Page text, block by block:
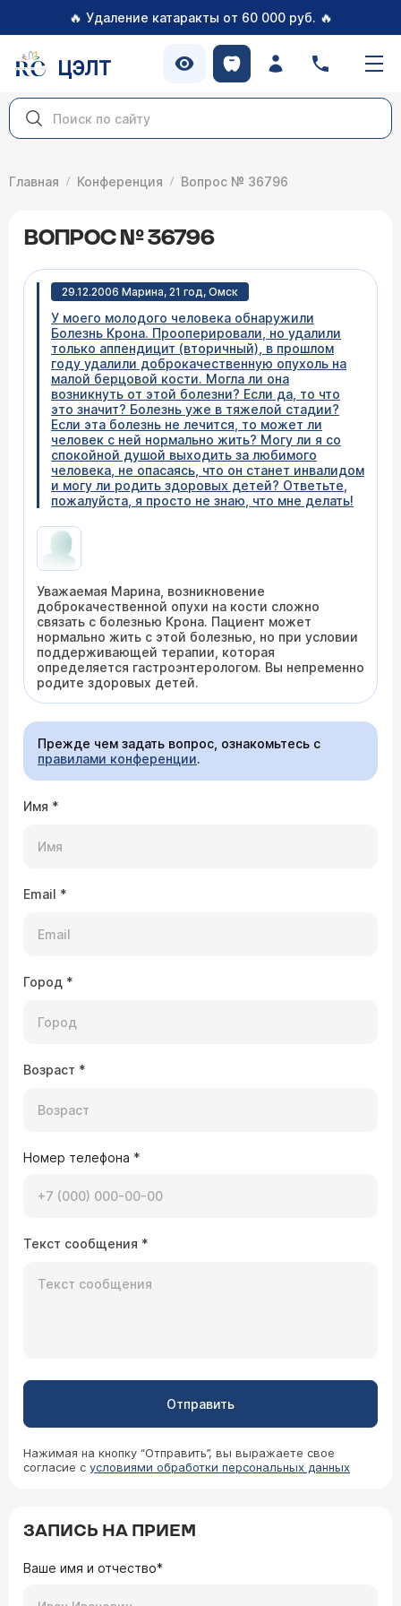
🔥 Удаление катаракты от 60 000 руб. 🔥
ЦЭЛТ
Главная Конференция Вопрос № 36796
ВОПРОС № 36796
29.12.2006 Марина, 21 год, Омск
У моего молодого человека обнаружили
Болезнь Крона. Прооперировали, но удалили
только аппендицит (вторичный), в прошлом
году удалили доброкачественную опухоль на
малой берцовой кости. Могла ли она
возникнуть от этой болезни? Если да, то что
это значит? Болезнь уже в тяжелой стадии?
Если эта болезнь не лечится, то может ли
человек с ней нормально жить? Могу ли я со
спокойной душой выходить за любимого
человека, не опасаясь, что он станет инвалидом
и могу ли родить здоровых детей? Ответьте,
пожалуйста, я просто не знаю, что мне делать!
Уважаемая Марина, возникновение
доброкачественной опухи на кости сложно
связать с болезнью Крона. Пациент может
нормально жить с этой болезнью, но при условии
поддерживающей терапии, которая
определяется гастроэнтерологом. Вы непременно
родите здоровых детей.
Прежде чем задать вопрос, ознакомьтесь с
правилами конференции.
Имя *
Email *
Город *
Возраст *
Номер телефона *
Текст сообщения *
Отправить
Нажимая на кнопку “Отправить”, вы выражаете свое
согласие с условиями обработки персональных данных
ЗАПИСЬ НА ПРИЕМ
Ваше имя и отчество*